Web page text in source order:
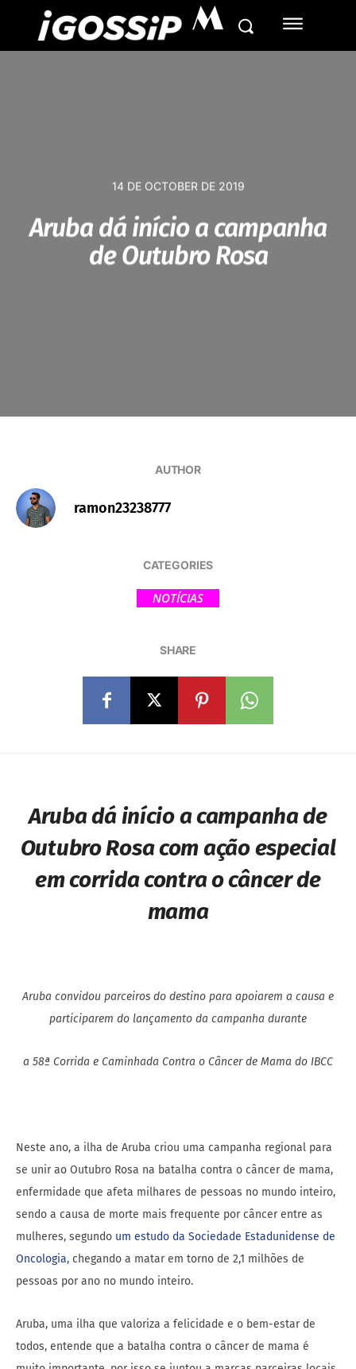
M
14 DE OCTOBER DE 2019
Aruba dá início a campanha
de Outubro Rosa
AUTHOR
ramon23238777
CATEGORIES
NOTÍCIAS
SHARE
Aruba dá início a campanha de
Outubro Rosa com ação especial
em corrida contra o câncer de
mama
Aruba convidou parceiros do destino para apoiarem a causa e
participarem do lançamento da campanha durante
a 58ª Corrida e Caminhada Contra o Câncer de Mama do IBCC
Neste ano, a ilha de Aruba criou uma campanha regional para
se unir ao Outubro Rosa na batalha contra o câncer de mama,
enfermidade que afeta milhares de pessoas no mundo inteiro,
sendo a causa de morte mais frequente por câncer entre as
mulheres, segundo um estudo da Sociedade Estadunidense de
Oncologia, chegando a matar em torno de 2,1 milhões de
pessoas por ano no mundo inteiro.
Aruba, uma ilha que valoriza a felicidade e o bem-estar de
todos, entende que a batalha contra o câncer de mama é